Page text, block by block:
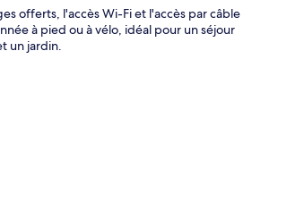
offerts, l'accès Wi-Fi et l'accès par câble
à pied ou à vélo, idéal pour un séjour
un jardin.